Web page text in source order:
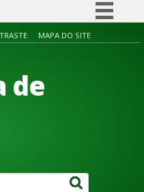
Simplifique!
Acesso à informação
MAPA DO SITE
de